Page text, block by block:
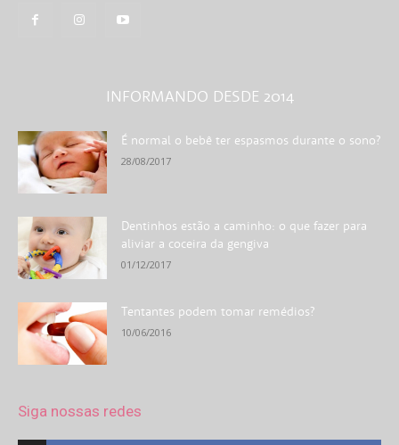
INFORMANDO DESDE 2014
É normal o bebê ter espasmos durante o sono?
28/08/2017
Dentinhos estão a caminho: o que fazer para
aliviar a coceira da gengiva
01/12/2017
Tentantes podem tomar remédios?
10/06/2016
Siga nossas redes